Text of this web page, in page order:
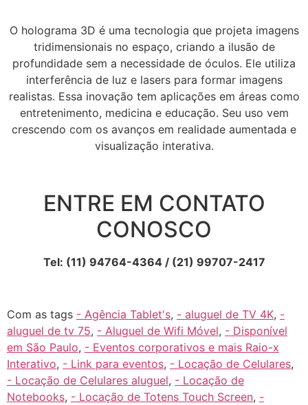
O holograma 3D é uma tecnologia que projeta imagens
tridimensionais no espaço, criando a ilusão de
profundidade sem a necessidade de óculos. Ele utiliza
interferência de luz e lasers para formar imagens
realistas. Essa inovação tem aplicações em áreas como
entretenimento, medicina e educação. Seu uso vem
crescendo com os avanços em realidade aumentada e
visualização interativa.
ENTRE EM CONTATO
CONOSCO
Tel: (11) 94764-4364 / (21) 99707-2417
Com as tags - Agência Tablet's, - aluguel de TV 4K, -
aluguel de tv 75, - Aluguel de Wifi Móvel, - Disponível
em São Paulo, - Eventos corporativos e mais Raio-x
Interativo, - Link para eventos, - Locação de Celulares,
- Locação de Celulares aluguel, - Locação de
Notebooks, - Locação de Totens Touch Screen, -